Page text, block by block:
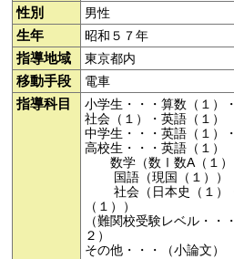
性別 男性
生年 昭和５７年
指導地域 東京都内
移動手段 電車
指導科目
小学生・・・算数（１）
社会（１）・英語（１）
中学生・・・英語（１）
高校生・・・英語（１）
数学（数Ⅰ数A（１）
国語（現国（１））
社会（日本史（１）
（１））
（難関校受験レベル・・
２）
その他・・・（小論文）